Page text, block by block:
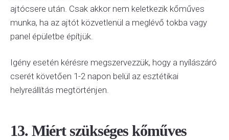
ajtócsere után. Csak akkor nem keletkezik kőműves
munka, ha az ajtót közvetlenül a meglévő tokba vagy
panel épületbe építjük.
Igény esetén kérésre megszervezzük, hogy a nyílászáró
cserét követően 1-2 napon belül az esztétikai
helyreállítás megtörténjen.
13. Miért szükséges kőműves